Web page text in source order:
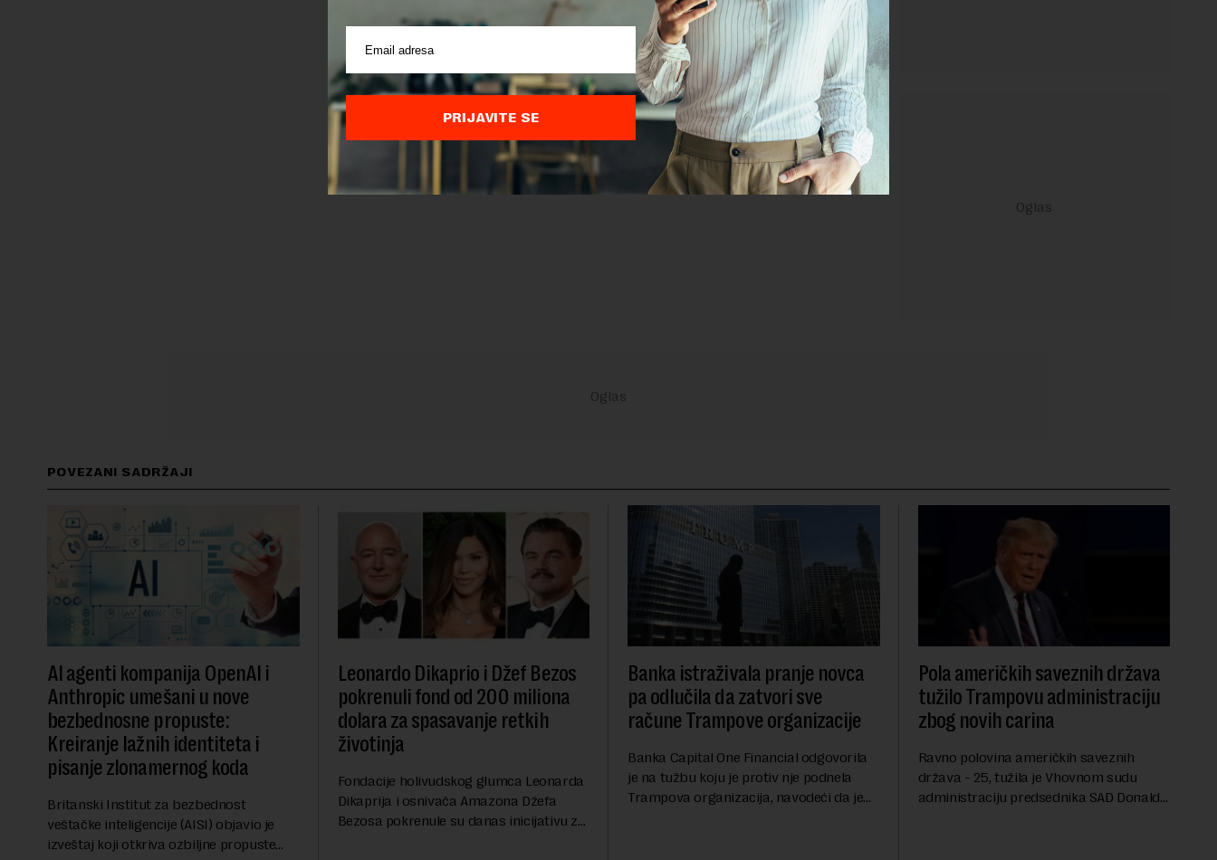
POVEZANI SADRŽAJI
AI agenti kompanija OpenAI i
Anthropic umešani u nove
bezbednosne propuste:
Kreiranje lažnih identiteta i
pisanje zlonamernog koda
Britanski Institut za bezbednost
veštačke inteligencije (AISI) objavio je
izveštaj koji otkriva ozbiljne propuste
Leonardo Dikaprio i Džef Bezos
pokrenuli fond od 200 miliona
dolara za spasavanje retkih
životinja
Fondacije holivudskog glumca Leonarda
Dikaprija i osnivača Amazona Džefa
Bezosa pokrenule su danas inicijativu za
Banka istraživala pranje novca
pa odlučila da zatvori sve
račune Trampove organizacije
Banka Capital One Financial odgovorila
je na tužbu koju je protiv nje podnela
Trampova organizacija, navodeći da je
Pola američkih saveznih država
tužilo Trampovu administraciju
zbog novih carina
Ravno polovina američkih saveznih
država - 25, tužila je Vhovnom sudu
administraciju predsednika SAD Donalda
PRIJAVITE SE